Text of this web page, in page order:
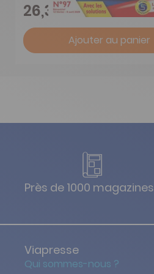
26,35 € -24%
Ajouter au panier
Près de 1000 magazines
Viapresse
Qui sommes-nous ?